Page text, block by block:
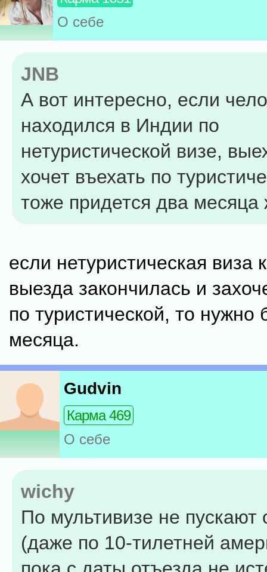
О себе
JNB
А вот интересно, если
находился в Индии по
нетуристической визе,
хочет въехать по
тоже придется два месяца
если нетуристическая виза
выезда закончилась и
по туристической, то нужно
месяца.
Gudvin
Карма 469
О себе
wichy
По мультивизе не пускают
(даже по 10-тилетней